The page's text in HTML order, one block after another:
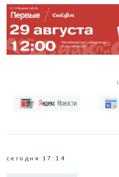
сегодня 17:14